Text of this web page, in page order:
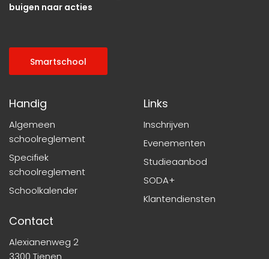
buigen naar acties
Smartschool
Handig
Algemeen
schoolreglement
Specifiek
schoolreglement
Schoolkalender
Links
Inschrijven
Evenementen
Studieaanbod
SODA+
Klantendiensten
Contact
Alexianenweg 2
3300 Tienen